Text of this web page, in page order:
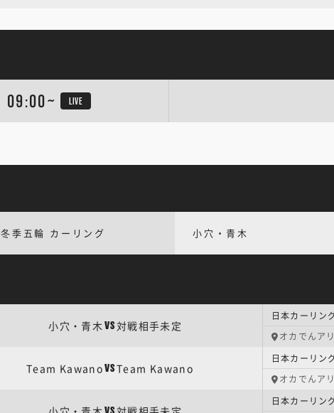
09:00~ LIVE
冬季五輪 カーリング 小穴・青木
小穴・青木VS対戦相手未定
オカでんア
Team KawanoVSTeam Kawano
オカでんア